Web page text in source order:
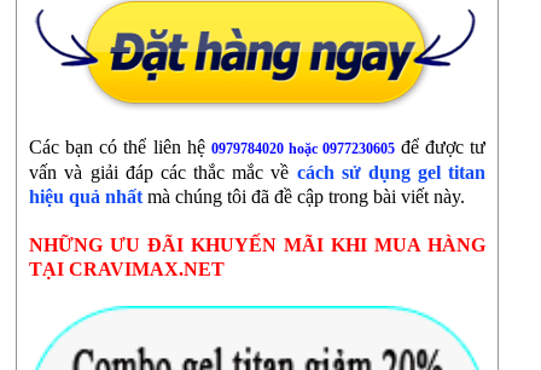
Các bạn có thể liên hệ 0979784020 hoặc 0977230605để được tư
vấn và giải đáp các thắc mắc về cách sử dụng gel titan
hiệu quả nhất mà chúng tôi đã đề cập trong bài viết này.
NHỮNG ƯU ĐÃI KHUYẾN MÃI KHI MUA HÀNG
TẠI CRAVIMAX.NET